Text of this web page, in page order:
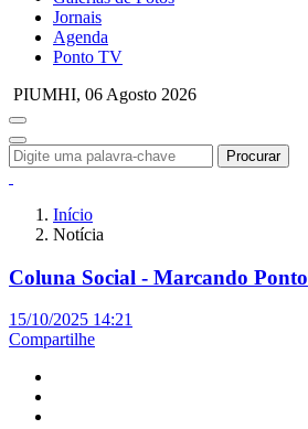
Jornais
Agenda
Ponto TV
PIUMHI, 06 Agosto 2026
Procurar
Início
Notícia
Coluna Social - Marcando Ponto
15/10/2025 14:21
Compartilhe